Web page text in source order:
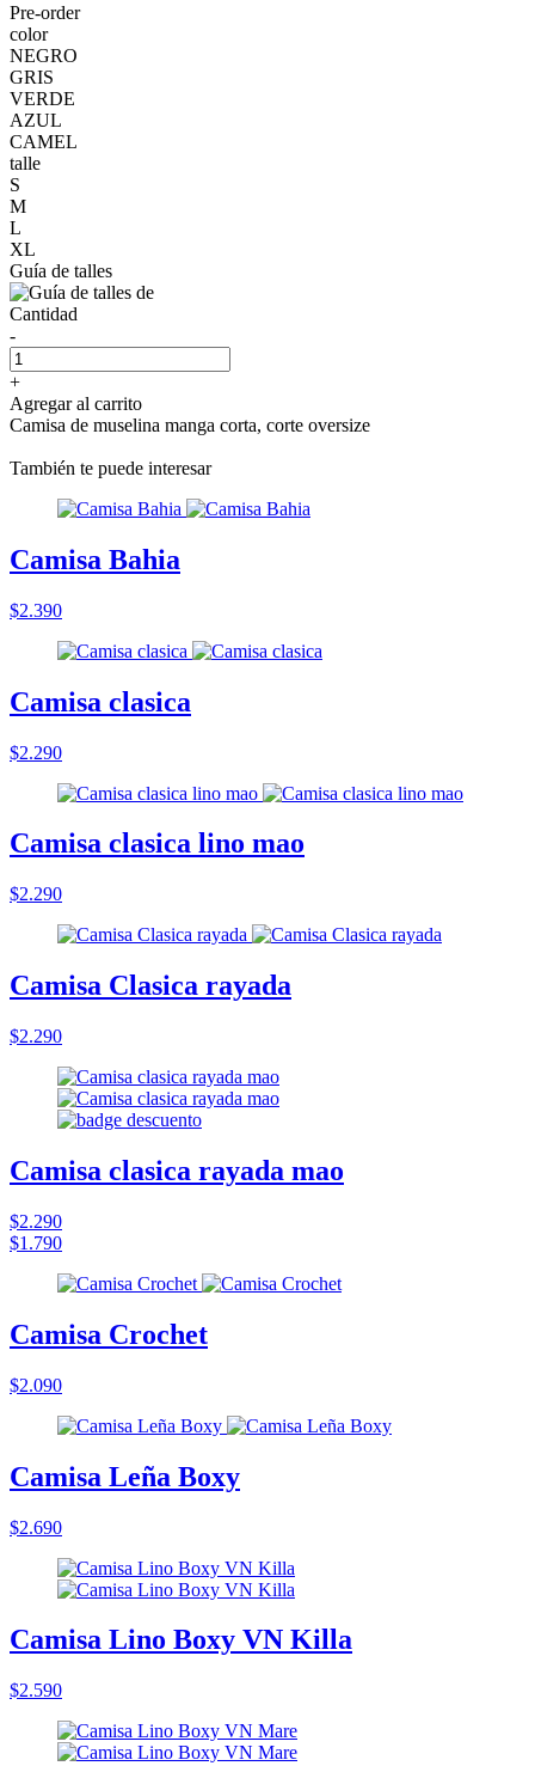
Pre-order
color
NEGRO
GRIS
VERDE
AZUL
CAMEL
talle
S
M
L
XL
Guía de talles
Cantidad
-
+
Agregar al carrito
Camisa de muselina manga corta, corte oversize
También te puede interesar
Camisa Bahia
$2.390
Camisa clasica
$2.290
Camisa clasica lino mao
$2.290
Camisa Clasica rayada
$2.290
Camisa clasica rayada mao
$2.290
$1.790
Camisa Crochet
$2.090
Camisa Leña Boxy
$2.690
Camisa Lino Boxy VN Killa
$2.590